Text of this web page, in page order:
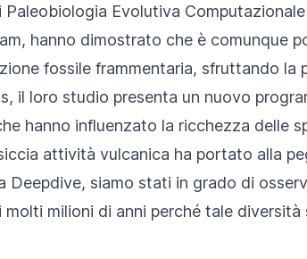
Paleobiologia Evolutiva
hanno dimostrato che è comunque
fossile frammentaria, sfruttando la
, il loro studio presenta un nuovo
hanno influenzato la ricchezza delle
attività vulcanica ha portato alla
Deepdive, siamo stati in grado di
milioni di anni perché tale diversità